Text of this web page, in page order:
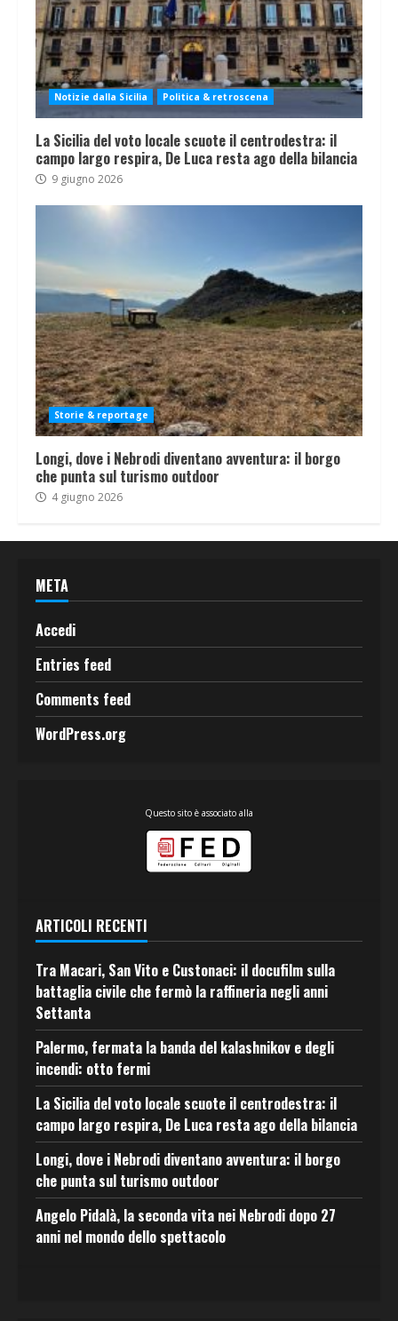
Notizie dalla Sicilia Politica & retroscena
La Sicilia del voto locale scuote il centrodestra: il
campo largo respira, De Luca resta ago della bilancia
9 giugno 2026
Storie & reportage
Longi, dove i Nebrodi diventano avventura: il borgo
che punta sul turismo outdoor
4 giugno 2026
META
Accedi
Entries feed
Comments feed
WordPress.org
Questo sito è associato alla
ARTICOLI RECENTI
Tra Macari, San Vito e Custonaci: il docufilm sulla
battaglia civile che fermò la raffineria negli anni
Settanta
Palermo, fermata la banda del kalashnikov e degli
incendi: otto fermi
La Sicilia del voto locale scuote il centrodestra: il
campo largo respira, De Luca resta ago della bilancia
Longi, dove i Nebrodi diventano avventura: il borgo
che punta sul turismo outdoor
Angelo Pidalà, la seconda vita nei Nebrodi dopo 27
anni nel mondo dello spettacolo